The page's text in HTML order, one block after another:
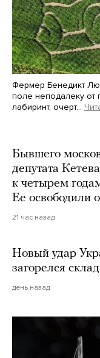
Фермер Бенедикт
поле неподалеку от
лабиринт, очерт…
Бывшего
депутата
к четырем
Ее освободили
21 час назад
Новый удар
загорелся
день назад